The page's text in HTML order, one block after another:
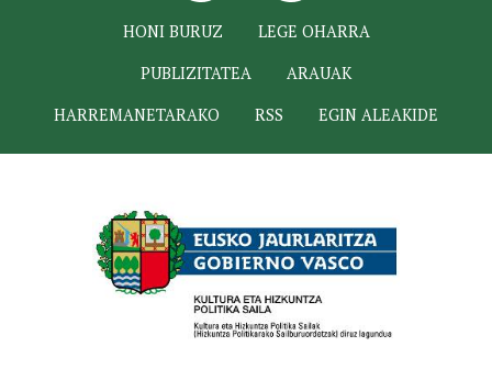
HONI BURUZ
LEGE OHARRA
PUBLIZITATEA
ARAUAK
HARREMANETARAKO
RSS EGIN ALEAKIDE